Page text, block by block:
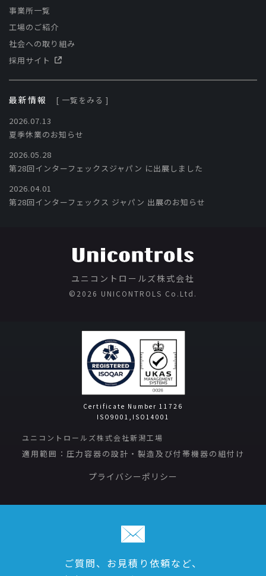
事業所一覧
工場のご紹介
社会への取り組み
採用サイト
最新情報
[ 一覧をみる ]
2026.07.13
夏季休業のお知らせ
2026.05.28
第28回インターフェックスジャパン に出展しました
2026.04.01
第28回インターフェックス ジャパン 出展のお知らせ
ユニコントロールズ株式会社
©️2026 UNICONTROLS Co.Ltd.
Certificate Number 11726
ISO9001,ISO14001
ユニコントロールズ株式会社新潟工場
適用範囲：圧力容器の設計・製造及び付帯機器の組付け
プライバシーポリシー
ご質問、お見積り依頼など、